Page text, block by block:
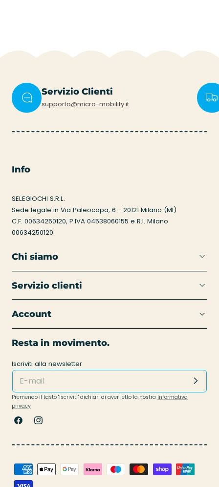
Servizio Clienti
supporto@micro-mobility.it
Info
SELEGIOCHI S.R.L.
Sede legale in Via Paleocapa, 6 - 20121 Milano (MI)
C.F. 00634250120, P.IVA 04538060155 e R.I. Milano
00634250120
Chi siamo
Servizio clienti
Account
Resta in movimento.
Iscriviti alla newsletter
Premendo il tasto "Iscriviti" dichiari di aver letto la nostra Informativa
privacy
FacebookInstagram
Metodi
di
pagamento